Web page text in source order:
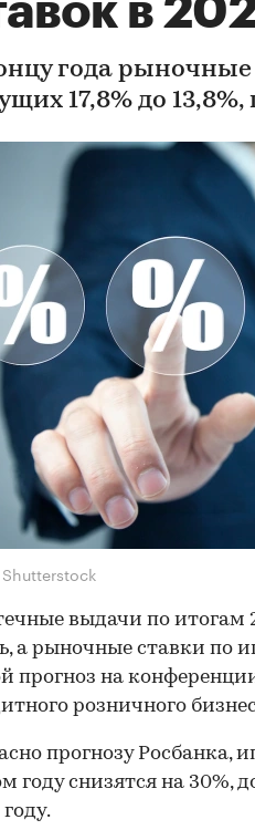
в
года рыночные
17,8% до
выдачи по итогам
а рыночные ставки по
прогноз на
розничного
прогнозу Росбанка,
году снизятся на 30%,